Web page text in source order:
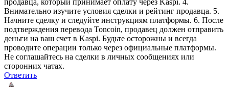
Внимательно изучите условия сделки и рейтинг продавца. 5.
Начните сделку и следуйте инструкциям платформы. 6. После
подтверждения перевода Toncoin, продавец должен отправить
деньги на ваш счет в Kaspi. Будьте осторожны и всегда
проводите операции только через официальные платформы.
Не соглашайтесь на сделки в личных сообщениях или
сторонних чатах.
Ответить